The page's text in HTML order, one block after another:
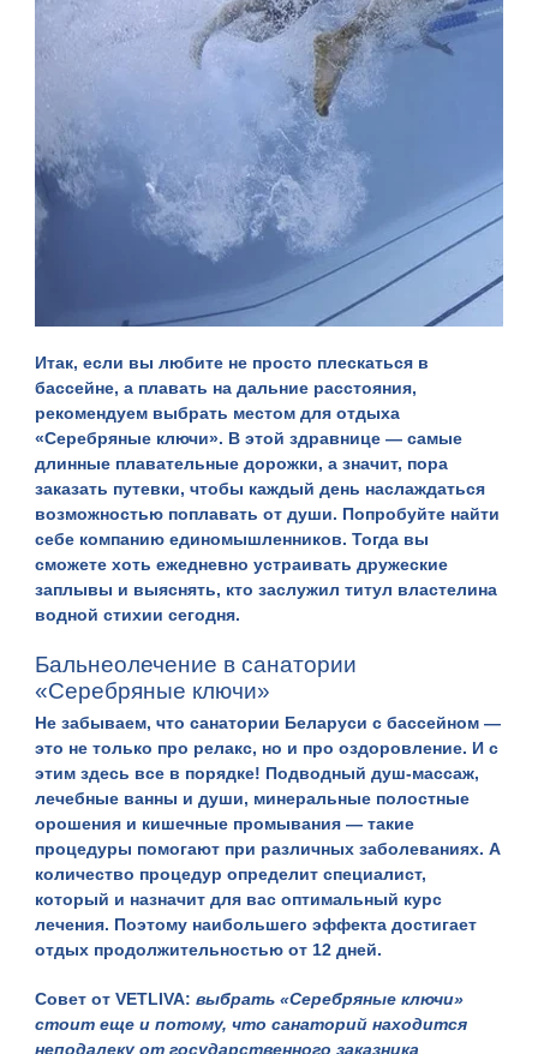
Итак, если вы любите не просто плескаться в
бассейне, а плавать на дальние расстояния,
рекомендуем выбрать местом для отдыха
«Серебряные ключи». В этой здравнице — самые
длинные плавательные дорожки, а значит, пора
заказать путевки, чтобы каждый день наслаждаться
возможностью поплавать от души. Попробуйте найти
себе компанию единомышленников. Тогда вы
сможете хоть ежедневно устраивать дружеские
заплывы и выяснять, кто заслужил титул властелина
водной стихии сегодня.
Бальнеолечение в санатории
«Серебряные ключи»
Не забываем, что санатории Беларуси с бассейном —
это не только про релакс, но и про оздоровление. И с
этим здесь все в порядке! Подводный душ-массаж,
лечебные ванны и души, минеральные полостные
орошения и кишечные промывания — такие
процедуры помогают при различных заболеваниях. А
количество процедур определит специалист,
который и назначит для вас оптимальный курс
лечения. Поэтому наибольшего эффекта достигает
отдых продолжительностью от 12 дней.
Совет от VETLIVA: выбрать «Серебряные ключи»
стоит еще и потому, что санаторий находится
неподалеку от государственного заказника